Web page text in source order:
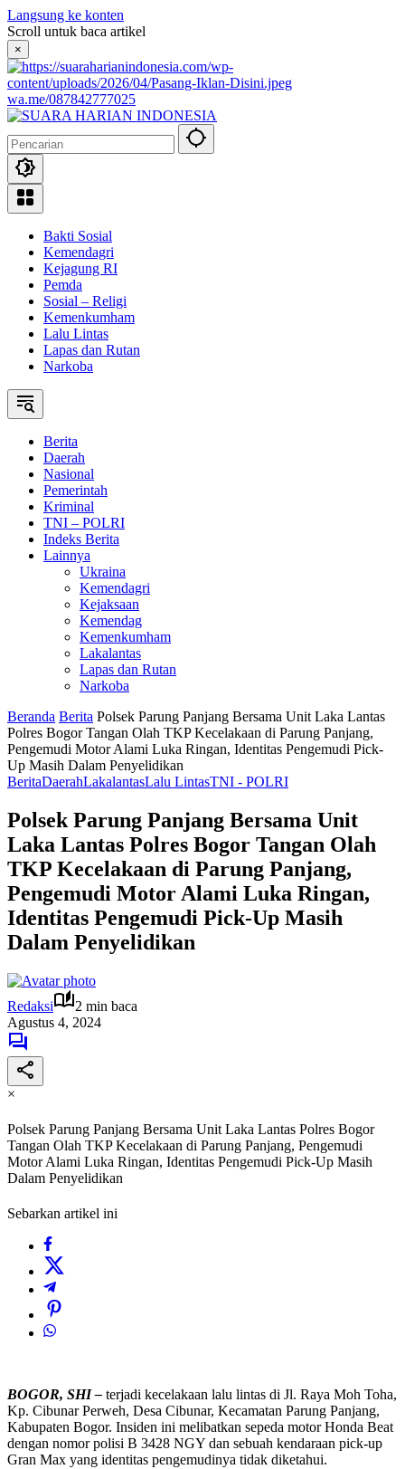
Langsung ke konten
Scroll untuk baca artikel
×
wa.me/087842777025
Bakti Sosial
Kemendagri
Kejagung RI
Pemda
Sosial – Religi
Kemenkumham
Lalu Lintas
Lapas dan Rutan
Narkoba
Berita
Daerah
Nasional
Pemerintah
Kriminal
TNI – POLRI
Indeks Berita
Lainnya
Ukraina
Kemendagri
Kejaksaan
Kemendag
Kemenkumham
Lakalantas
Lapas dan Rutan
Narkoba
Beranda Berita Polsek Parung Panjang Bersama Unit Laka Lantas
Polres Bogor Tangan Olah TKP Kecelakaan di Parung Panjang,
Pengemudi Motor Alami Luka Ringan, Identitas Pengemudi Pick-
Up Masih Dalam Penyelidikan
BeritaDaerahLakalantasLalu LintasTNI - POLRI
Polsek Parung Panjang Bersama Unit
Laka Lantas Polres Bogor Tangan Olah
TKP Kecelakaan di Parung Panjang,
Pengemudi Motor Alami Luka Ringan,
Identitas Pengemudi Pick-Up Masih
Dalam Penyelidikan
Redaksi
2 min baca
Agustus 4, 2024
×
Polsek Parung Panjang Bersama Unit Laka Lantas Polres Bogor
Tangan Olah TKP Kecelakaan di Parung Panjang, Pengemudi
Motor Alami Luka Ringan, Identitas Pengemudi Pick-Up Masih
Dalam Penyelidikan
Sebarkan artikel ini
BOGOR, SHI – terjadi kecelakaan lalu lintas di Jl. Raya Moh Toha,
Kp. Cibunar Perweh, Desa Cibunar, Kecamatan Parung Panjang,
Kabupaten Bogor. Insiden ini melibatkan sepeda motor Honda Beat
dengan nomor polisi B 3428 NGY dan sebuah kendaraan pick-up
Gran Max yang identitas pengemudinya tidak diketahui.